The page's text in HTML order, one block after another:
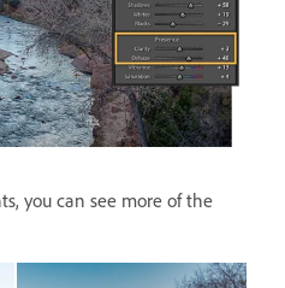
you can see more of the